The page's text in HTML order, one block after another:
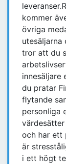
kommer
övriga
utesäljarna
tror att du
innesäljare
du pratar
flytande
personliga
och har ett
är
i ett högt